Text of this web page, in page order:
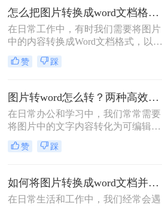
能极大地提高我们的工作效率。那么
如何提取图片文字变成电子版呢？本
文将介绍两种常用的方法来实现这一
目标。
怎么把图片转换成word文档格式？教你三种转换方法！
在日常工作中，有时我们需要将图片
中的内容转换成Word文档格式，以便
进行编辑和处理。那么怎么把图片转
换成word文档格式呢？本文将介绍三
成图片到Word文档的转换。
赞 踩
图片转word怎么转？两种高效方法指南！
在日常办公和学习中，我们常常需要
将图片中的文字内容转化为可编辑的
Word文档。那么图片转word怎么转
呢？本文将介绍两种实现这一目标的
赞 踩
如何将图片转换成word文档并编辑？这2个方法了解一下！
在日常生活和工作中，我们经常会遇